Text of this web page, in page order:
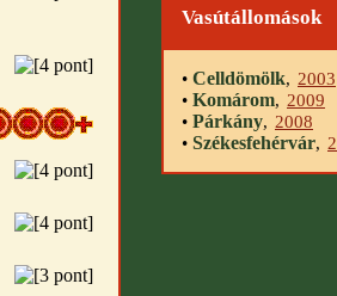
Vasútállomások
• Celldömölk, 2003
• Komárom, 2009
• Párkány, 2008
• Székesfehérvár,